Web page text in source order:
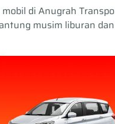
di Anugrah
musim liburan